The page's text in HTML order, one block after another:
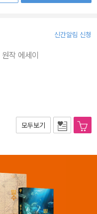
신간알림 신청
작 에세이
모두보기